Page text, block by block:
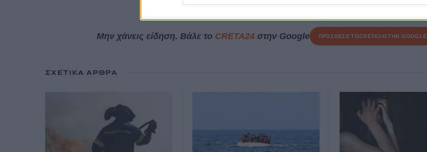
Μην χάνεις είδηση. Βάλε το CRETA24στην Google ΠΡΟΣΘΕΣΕ ΤΟCRETA24ΣΤΗΝ GOOGLE
ΣΧΕΤΙΚΆ ΆΡΘΡΑ